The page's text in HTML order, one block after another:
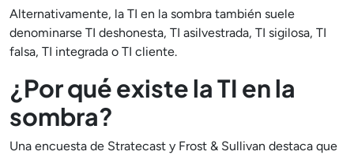
Alternativamente, la TI en la sombra también suele
denominarse TI deshonesta, TI asilvestrada, TI sigilosa, TI
falsa, TI integrada o TI cliente.
¿Por qué existe la TI en la
sombra?
Una encuesta de Stratecast y Frost & Sullivan destaca que